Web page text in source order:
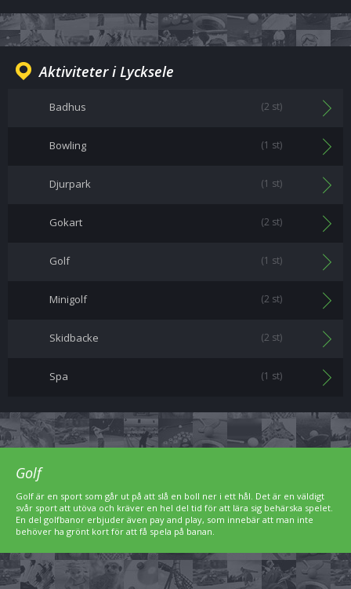
Aktiviteter i Lycksele
Badhus (2 st)
Bowling (1 st)
Djurpark (1 st)
Gokart (2 st)
Golf (1 st)
Minigolf (2 st)
Skidbacke (2 st)
Spa (1 st)
Golf
Golf är en sport som går ut på att slå en boll ner i ett hål. Det är en väldigt
svår sport att utöva och kräver en hel del tid för att lära sig behärska spelet.
En del golfbanor erbjuder även pay and play, som innebär att man inte
behöver ha grönt kort för att få spela på banan.